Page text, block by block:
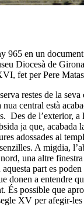
965 en un
Diocesà de
fet per Pere
restes de la
central està
Des de l’exterior,
ja que, acabada
adossades al
A migdia,
una altre
part es
donen a entendre
És possible que
XV per afegir-